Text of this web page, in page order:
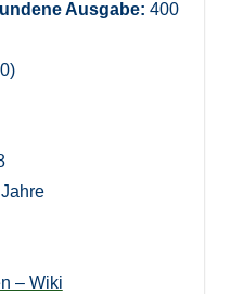
Ausgabe: 400
– Wiki